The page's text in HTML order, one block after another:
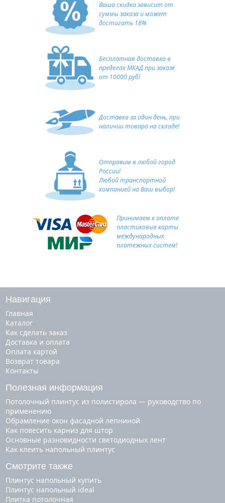
Ваша скидка зависит от
суммы заказа и может
достигать 18%
Бесплатная доставка в
пределах МКАД при заказе
от 10000 руб!
Доставка за один день, при
наличии товара на складе!
Отправим в любой город
России!
Любой транспортной
компанией на Ваш выбор!
Принимаем к оплате
пластиковые карты
международных
платежных систем!
Навигация
Главная
Каталог
Как сделать заказ
Доставка и оплата
Оплата картой
Возврат товара
Контакты
Полезная информация
Потолочный плинтус из полистирола — руководство по
применению
Обрамление окон фасадной лепниной
Как повесить карниз для штор
Основные разновидности светодиодных лент
Как клеить напольный плинтус
Смотрите также
плинтус напольный купить
плинтус напольный ideal
плитка потолочная